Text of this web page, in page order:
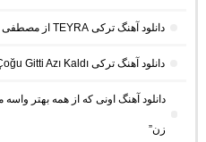
دانلود آهنگ ترکی TEYRA از مصطفی ججلی و آسمیناتا
دانلود آهنگ ترکی Çoğu Gitti Azı Kaldı از ماهسون ترکی
دانلود آهنگ اونی که از همه بهتر
زن”